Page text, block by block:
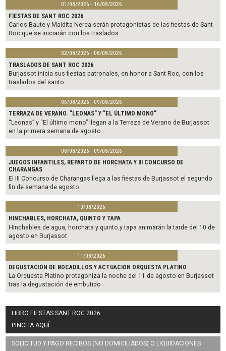
01/08/2026 - 16/08/2026
FIESTAS DE SANT ROC 2026
Carlos Baute y Maldita Nerea serán protagonistas de las fiestas de Sant
Roc que se iniciarán con los traslados
02/08/2026 - 08/08/2026
TRASLADOS DE SANT ROC 2026
Burjassot inicia sus fiestas patronales, en honor a Sant Roc, con los
traslados del santo
05/08/2026 - 09/08/2026
TERRAZA DE VERANO. "LEONAS" Y "EL ÚLTIMO MONO"
“Leonas” y “El último mono” llegan a la Terraza de Verano de Burjassot
en la primera semana de agosto
08/08/2026 - 09/08/2026
JUEGOS INFANTILES, REPARTO DE HORCHATA Y III CONCURSO DE
CHARANGAS
El III Concurso de Charangas llega a las fiestas de Burjassot el segundo
fin de semana de agosto
10/08/2026
HINCHABLES, HORCHATA, QUINTO Y TAPA
Hinchables de agua, horchata y quinto y tapa animarán la tarde del 10 de
agosto en Burjassot
11/08/2026
DEGUSTACIÓN DE BOCADILLOS Y ACTUACIÓN ORQUESTA PLATINO
La Orquesta Platino protagoniza la noche del 11 de agosto en Burjassot
tras la degustación de embutido
LIBRO FIESTAS SANT ROC 2026
PINCHA AQUÍ
SOLICITUD Y PAGO RECIBOS (NO DOMICILIADOS) O LIQUIDACIONES